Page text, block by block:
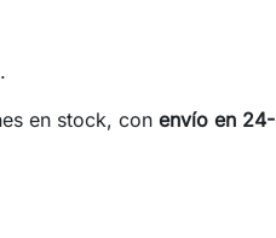
en stock, con envío en